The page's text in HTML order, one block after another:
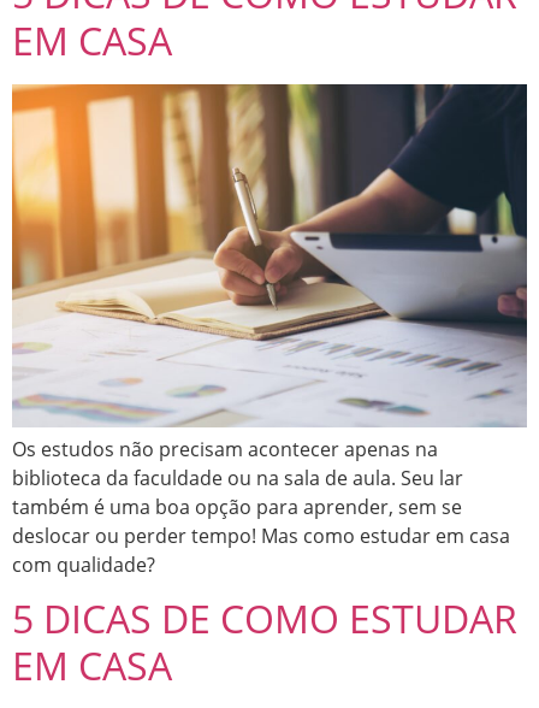
EM CASA
Os estudos não precisam acontecer apenas na
biblioteca da faculdade ou na sala de aula. Seu lar
também é uma boa opção para aprender, sem se
deslocar ou perder tempo! Mas como estudar em casa
com qualidade?
5 DICAS DE COMO ESTUDAR
EM CASA